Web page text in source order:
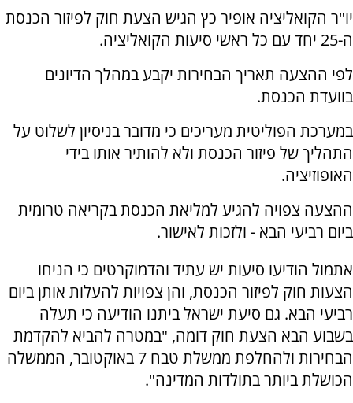
יו"ר הקואליציה אופיר כץ הגיש הצעת חוק לפיזור הכנסת
ה-25 יחד עם כל ראשי סיעות הקואליציה.
לפי ההצעה תאריך הבחירות יקבע במהלך הדיונים
בוועדת הכנסת.
במערכת הפוליטית מעריכים כי מדובר בניסיון לשלוט על
התהליך של פיזור הכנסת ולא להותיר אותו בידי
האופוזיציה.
ההצעה צפויה להגיע למליאת הכנסת בקריאה טרומית
ביום רביעי הבא - ולזכות לאישור.
אתמול הודיעו סיעות יש עתיד והדמוקרטים כי הניחו
הצעות חוק לפיזור הכנסת, והן צפויות להעלות אותן ביום
רביעי הבא. גם סיעת ישראל ביתנו הודיעה כי תעלה
בשבוע הבא הצעת חוק דומה, "במטרה להביא להקדמת
הבחירות ולהחלפת ממשלת טבח 7 באוקטובר, הממשלה
הכושלת ביותר בתולדות המדינה".